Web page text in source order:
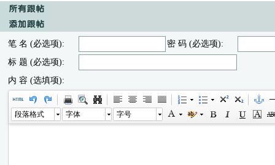
笔 名 (必选项):
密 码 (必选项):
标 题 (必选项):
内 容 (选填项):
段落格式 字体 字号